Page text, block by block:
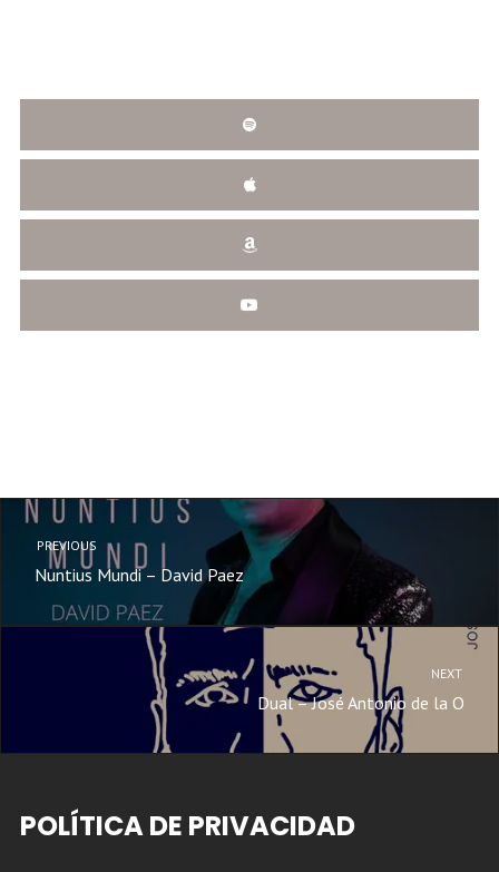
PREVIOUS
Nuntius Mundi – David Paez
NEXT
Dual – José Antonio de la O
POLÍTICA DE PRIVACIDAD